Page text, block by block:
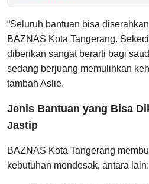
“Seluruh bantuan bisa
BAZNAS Kota Tangerang.
diberikan sangat berarti bagi
sedang berjuang memulihkan
tambah Aslie.
Jenis Bantuan yang Bisa
Jastip
BAZNAS Kota Tangerang
kebutuhan mendesak, antara lain: